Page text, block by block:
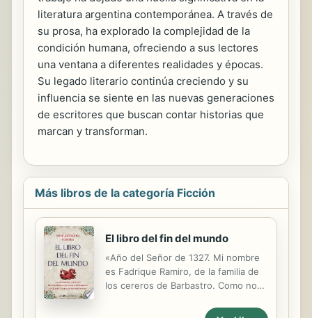
literatura argentina contemporánea. A través de
su prosa, ha explorado la complejidad de la
condición humana, ofreciendo a sus lectores
una ventana a diferentes realidades y épocas.
Su legado literario continúa creciendo y su
influencia se siente en las nuevas generaciones
de escritores que buscan contar historias que
marcan y transforman.
Más libros de la categoría Ficción
El libro del fin del mundo
«Año del Señor de 1327. Mi nombre
es Fadrique Ramiro, de la familia de
los cereros de Barbastro. Como no
vida da a la rueda de la Fortuna,